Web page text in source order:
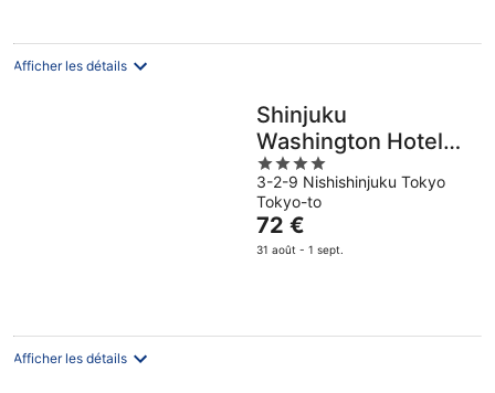
par
Afficher les détails
Shinjuku
Washington Hotel
Main
4
out
of
5
3-2-9 Nishishinjuku Tokyo
Tokyo-to
Le
prix
par
72 €
31 août - 1 sept.
Afficher les détails